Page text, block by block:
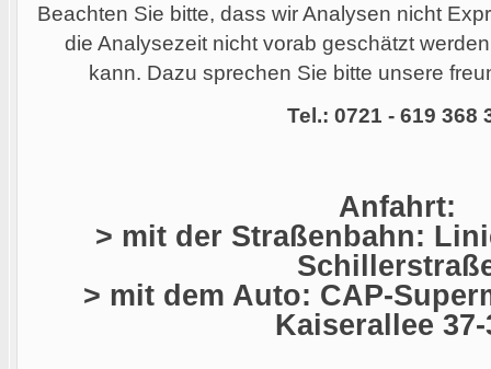
Beachten Sie bitte, dass wir Analysen nicht
die Analysezeit nicht vorab geschätzt
kann. Dazu sprechen Sie bitte unsere
Tel.: 0721 - 619 368
Anfahrt:
> mit der Straßenbahn:
> mit dem Auto: CAP-
Kaiserallee 37-